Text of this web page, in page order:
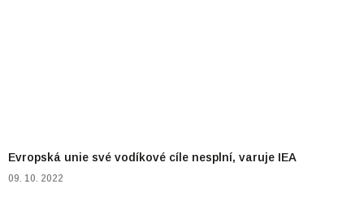
Evropská unie své vodíkové cíle nesplní, varuje IEA
09. 10. 2022